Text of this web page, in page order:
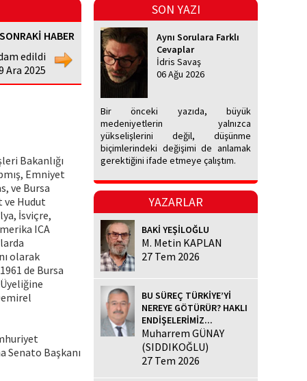
SONRAKİ HABER
edildi
Ara 2025
Bakanlığı
Emniyet
ve Bursa
ve Hudut
İsviçre,
ICA
olarak
de Bursa
Senato Başkanı
SON YAZI
Aynı Sorulara Farklı
Cevaplar
İdris Savaş
06 Ağu 2026
Bir önceki yazıda, büyük
medeniyetlerin yalnızca
yükselişlerini değil, düşünme
biçimlerindeki değişimi de anlamak
gerektiğini ifade etmeye çalıştım.
YAZARLAR
BAKİ YEŞİLOĞLU
M. Metin KAPLAN
27 Tem 2026
BU SÜREÇ TÜRKİYE’Yİ
NEREYE GÖTÜRÜR? HAKLI
ENDİŞELERİMİZ...
Muharrem GÜNAY
(SIDDIKOĞLU)
27 Tem 2026